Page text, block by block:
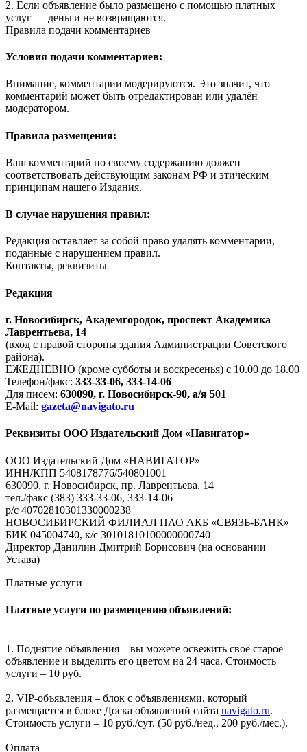
2. Если объявление было размещено с помощью платных
услуг — деньги не возвращаются.
Правила подачи комментариев
Условия подачи комментариев:
Внимание, комментарии модерируются. Это значит, что
комментарий может быть отредактирован или удалён
модератором.
Правила размещения:
Ваш комментарий по своему содержанию должен
соответствовать действующим законам РФ и этическим
принципам нашего Издания.
В случае нарушения правил:
Редакция оставляет за собой право удалять комментарии,
поданные с нарушением правил.
Контакты, реквизиты
Редакция
г. Новосибирск, Академгородок, проспект Академика
Лаврентьева, 14
(вход с правой стороны здания Администрации Советского
района).
ЕЖЕДНЕВНО (кроме субботы и воскресенья) с 10.00 до 18.00
Телефон/факс: 333-33-06, 333-14-06
Для писем: 630090, г. Новосибирск-90, а/я 501
E-Mail: gazeta@navigato.ru
Реквизиты ООО Издательский Дом «Навигатор»
ООО Издательский Дом «НАВИГАТОР»
ИНН/КПП 5408178776/540801001
630090, г. Новосибирск, пр. Лаврентьева, 14
тел./факс (383) 333-33-06, 333-14-06
р/с 40702810301330000238
НОВОСИБИРСКИЙ ФИЛИАЛ ПАО АКБ «СВЯЗЬ-БАНК»
БИК 045004740, к/с 30101810100000000740
Директор Данилин Дмитрий Борисович (на основании
Устава)
Платные услуги
Платные услуги по размещению объявлений:
1. Поднятие объявления – вы можете освежить своё старое
объявление и выделить его цветом на 24 часа. Стоимость
услуги – 10 руб.
2. VIP-объявления – блок с объявлениями, который
размещается в блоке Доска объявлений сайта navigato.ru.
Стоимость услуги – 10 руб./сут. (50 руб./нед., 200 руб./мес.).
Оплата